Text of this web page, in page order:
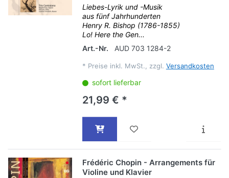
Liebes-Lyrik und -Musik
aus fünf Jahrhunderten
Henry R. Bishop (1786-1855)
Lo! Here the Gen...
Art.-Nr.
AUD 703 1284-2
* Preise inkl. MwSt., zzgl. Versandkosten
sofort lieferbar
21,99 € *
Frédéric Chopin - Arrangements für
Violine und Klavier